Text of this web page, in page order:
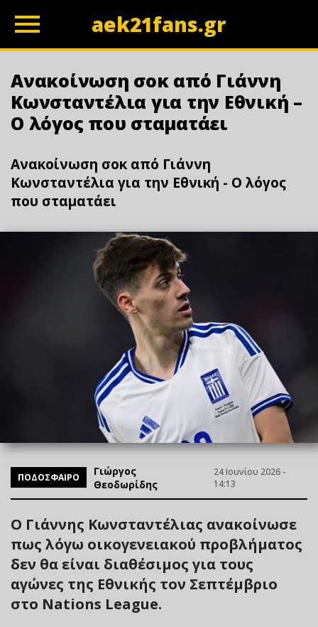
aek21fans.gr
Ανακοίνωση σοκ από Γιάννη
Κωνσταντέλια για την Εθνική –
Ο λόγος που σταματάει
Ανακοίνωση σοκ από Γιάννη
Κωνσταντέλια για την Εθνική - Ο λόγος
που σταματάει
ΠΟΔΟΣΦΑΙΡΟ
Γιώργος
Θεοδωρίδης
24 Ιουνίου 2026 -
14:13
Ο Γιάννης Κωνσταντέλιας ανακοίνωσε
πως λόγω οικογενειακού προβλήματος
δεν θα είναι διαθέσιμος για τους
αγώνες της Εθνικής τον Σεπτέμβριο
στο Nations League.